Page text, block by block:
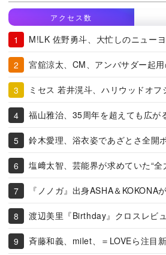
アクセス数
M!LK 佐野勇斗、大忙しのニュー
宮舘涼太、CM、アンバサダー起
ミセス 若井滉斗、ハリウッドオフ
福山雅治、35周年を超えても広が
鈴木愛理、浴衣姿であざとさ全開
塩﨑太智、芸能界が求めていた“全
『ノノガ』出身ASHA＆KOKONA
渡辺美里『Birthday』クロスレビ
斉藤和義、milet、＝LOVEら注目